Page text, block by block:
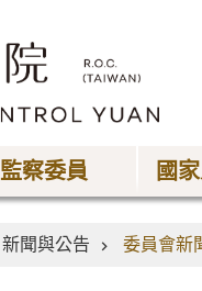
監察委員 國
新聞與公告 委員會新